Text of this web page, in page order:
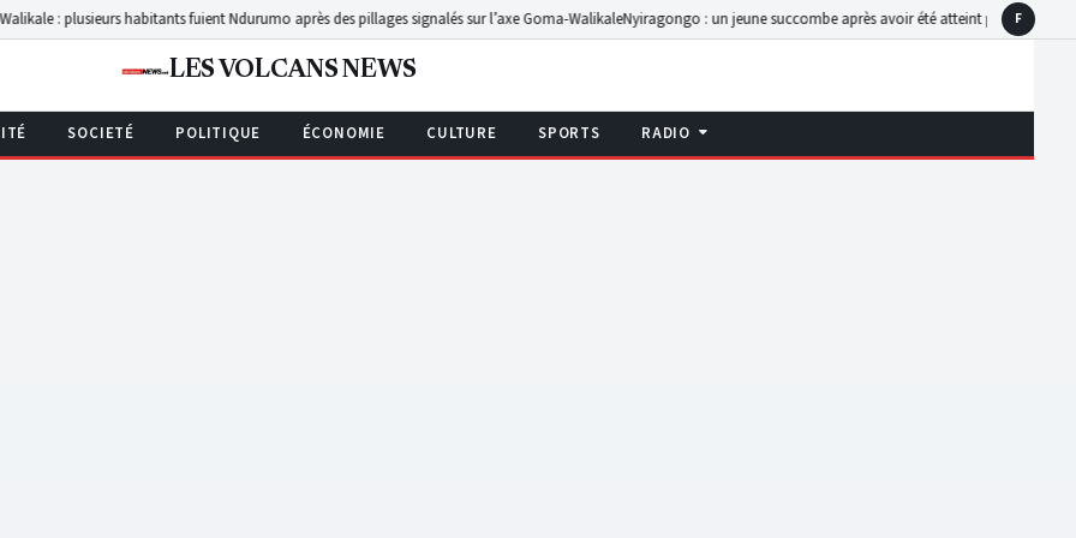
habitants fuient Ndurumo après des pillages signalés sur l’axe Goma-WalikaleNyiragongo : un jeune succombe après avoir été atteint par une balle tirée par un
F
SOCIETÉ POLITIQUE ÉCONOMIE CULTURE SPORTS RADIO
LES VOLCANS NEWS